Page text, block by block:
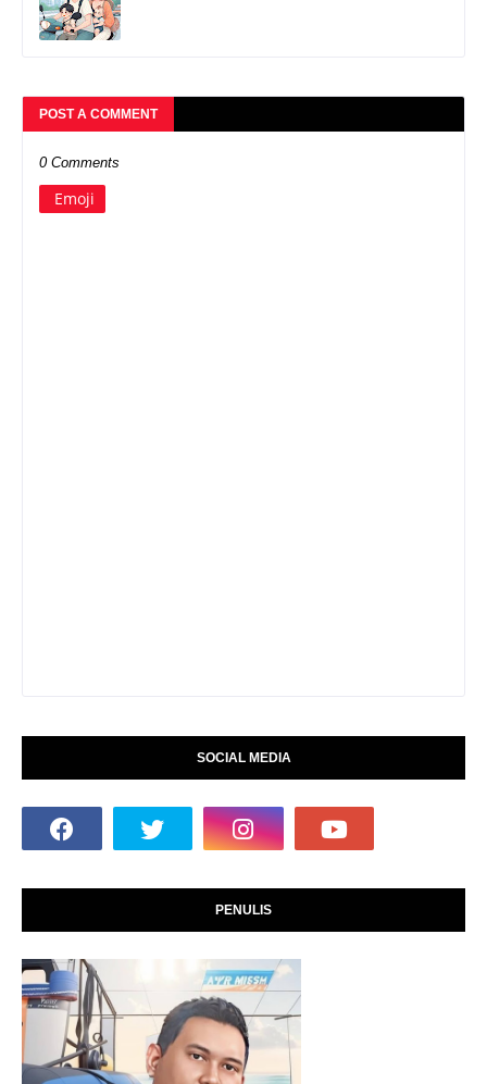
POST A COMMENT
0 Comments
Emoji
SOCIAL MEDIA
PENULIS